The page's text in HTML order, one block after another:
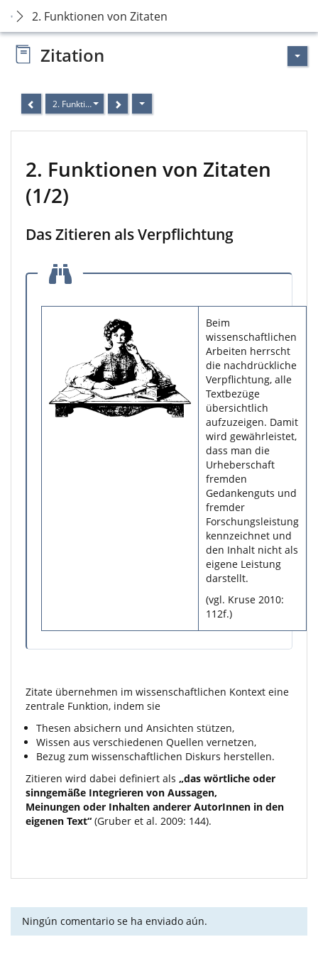
2. Funktionen von Zitaten
Zitation
2. Funktionen von Zitaten (1/2)
2. Funktionen von Zitaten
(1/2)
Das Zitieren als Verpflichtung
Beim
wissenschaftlichen
Arbeiten herrscht
die nachdrückliche
Verpflichtung, alle
Textbezüge
übersichtlich
aufzuzeigen. Damit
wird gewährleistet,
dass man die
Urheberschaft
fremden
Gedankenguts und
fremder
Forschungsleistung
kennzeichnet und
den Inhalt nicht als
eigene Leistung
darstellt.
(vgl. Kruse 2010:
112f.)
Zitate übernehmen im wissenschaftlichen Kontext eine
zentrale Funktion, indem sie
Thesen absichern und Ansichten stützen,
Wissen aus verschiedenen Quellen vernetzen,
Bezug zum wissenschaftlichen Diskurs herstellen.
Zitieren wird dabei definiert als „das wörtliche oder
sinngemäße Integrieren von Aussagen,
Meinungen oder Inhalten anderer AutorInnen in den
eigenen Text“ (Gruber et al. 2009: 144).
Ningún comentario se ha enviado aún.